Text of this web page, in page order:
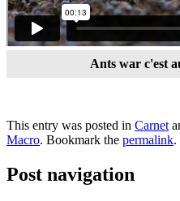
Ants war c'est
This entry was posted in Carnet
Macro. Bookmark the permalink.
Post navigation